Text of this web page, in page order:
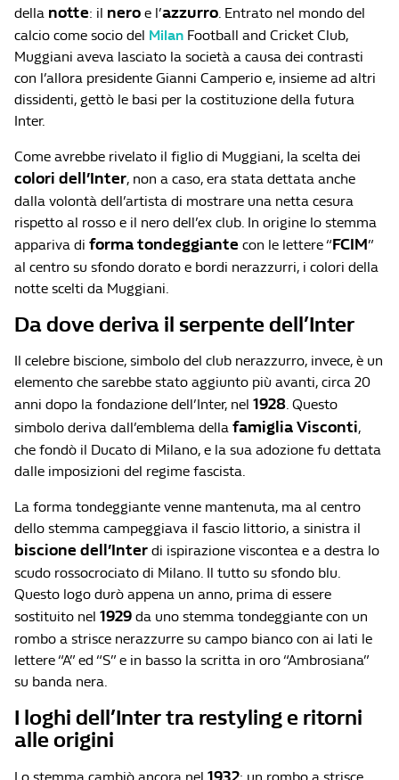
della notte: il nero e l’azzurro. Entrato nel mondo del
calcio come socio del Milan Football and Cricket Club,
Muggiani aveva lasciato la società a causa dei contrasti
con l’allora presidente Gianni Camperio e, insieme ad altri
dissidenti, gettò le basi per la costituzione della futura
Inter.
Come avrebbe rivelato il figlio di Muggiani, la scelta dei
colori dell’Inter, non a caso, era stata dettata anche
dalla volontà dell’artista di mostrare una netta cesura
rispetto al rosso e il nero dell’ex club. In origine lo stemma
appariva di forma tondeggiante con le lettere “FCIM”
al centro su sfondo dorato e bordi nerazzurri, i colori della
notte scelti da Muggiani.
Da dove deriva il serpente dell’Inter
Il celebre biscione, simbolo del club nerazzurro, invece, è un
elemento che sarebbe stato aggiunto più avanti, circa 20
anni dopo la fondazione dell’Inter, nel 1928. Questo
simbolo deriva dall’emblema della famiglia Visconti,
che fondò il Ducato di Milano, e la sua adozione fu dettata
dalle imposizioni del regime fascista.
La forma tondeggiante venne mantenuta, ma al centro
dello stemma campeggiava il fascio littorio, a sinistra il
biscione dell’Inter di ispirazione viscontea e a destra lo
scudo rossocrociato di Milano. Il tutto su sfondo blu.
Questo logo durò appena un anno, prima di essere
sostituito nel 1929 da uno stemma tondeggiante con un
rombo a strisce nerazzurre su campo bianco con ai lati le
lettere “A” ed “S” e in basso la scritta in oro “Ambrosiana”
su banda nera.
I loghi dell’Inter tra restyling e ritorni
alle origini